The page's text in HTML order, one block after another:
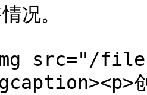
况。
src="/files/